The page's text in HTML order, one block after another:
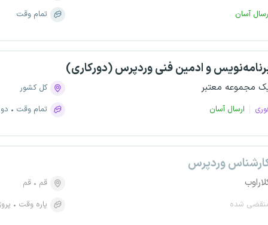
آسان
تمام وقت
و ادمین فنی وردپرس (دورکاری)
مجموعه معتبر
ارسال آسان
کل کشور
تمام وقت
وردپرس
شده
قم
قم
پاره وقت